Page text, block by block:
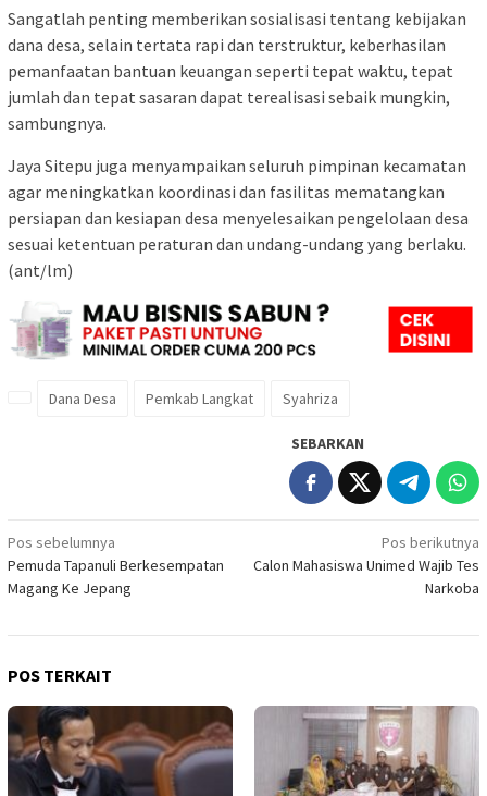
Sangatlah penting memberikan sosialisasi tentang kebijakan
dana desa, selain tertata rapi dan terstruktur, keberhasilan
pemanfaatan bantuan keuangan seperti tepat waktu, tepat
jumlah dan tepat sasaran dapat terealisasi sebaik mungkin,
sambungnya.
Jaya Sitepu juga menyampaikan seluruh pimpinan kecamatan
agar meningkatkan koordinasi dan fasilitas mematangkan
persiapan dan kesiapan desa menyelesaikan pengelolaan desa
sesuai ketentuan peraturan dan undang-undang yang berlaku.
(ant/lm)
Dana Desa Pemkab Langkat Syahriza
SEBARKAN
Navigasi
pos
Pos sebelumnya
Pemuda Tapanuli Berkesempatan
Magang Ke Jepang
Pos berikutnya
Calon Mahasiswa Unimed Wajib Tes
Narkoba
POS TERKAIT